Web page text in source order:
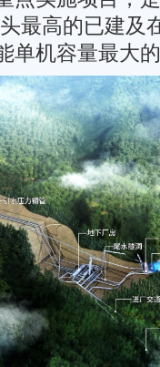
最高的已建及
单机容量最大